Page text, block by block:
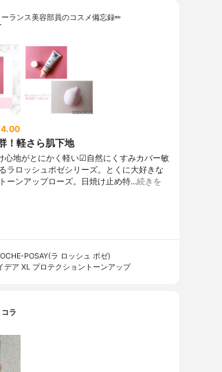
ーランス美容部員のコスメ備忘録✏︎
4.00
！軽さら肌下地
地がとにかく軽い☑︎自然にくすみカバー敏
ラロッシュポゼシリーズ。とくに大好きな
ーンアップローズ。日焼け止め特…続きを
POSAY(ラ ロッシュ ポゼ)
デア XL プロテクショントーンアップ
ラ